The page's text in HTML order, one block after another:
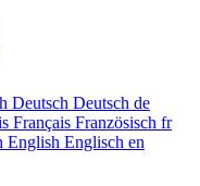
Deutsch Deutsch de
Français Französisch fr
English Englisch en